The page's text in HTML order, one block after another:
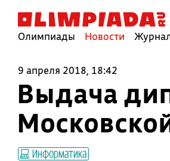
Олимпиады Новости
9 апреля 2018, 18:42
Выдача
Информатика